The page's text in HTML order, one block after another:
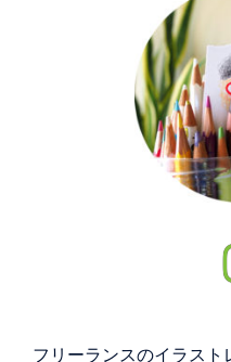
フリーランスのイラス